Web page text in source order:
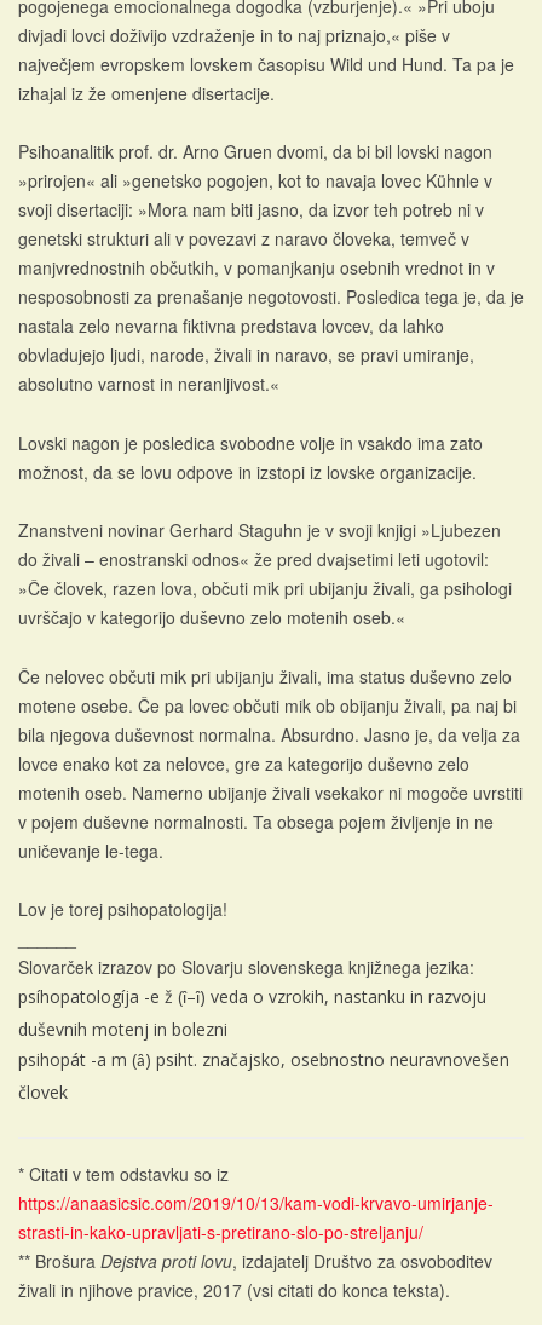
pogojenega emocionalnega dogodka (vzburjenje).« »Pri uboju
divjadi lovci doživijo vzdraženje in to naj priznajo,« piše v
največjem evropskem lovskem časopisu Wild und Hund. Ta pa je
izhajal iz že omenjene disertacije.
Psihoanalitik prof. dr. Arno Gruen dvomi, da bi bil lovski nagon
»prirojen« ali »genetsko pogojen, kot to navaja lovec Kühnle v
svoji disertaciji: »Mora nam biti jasno, da izvor teh potreb ni v
genetski strukturi ali v povezavi z naravo človeka, temveč v
manjvrednostnih občutkih, v pomanjkanju osebnih vrednot in v
nesposobnosti za prenašanje negotovosti. Posledica tega je, da je
nastala zelo nevarna fiktivna predstava lovcev, da lahko
obvladujejo ljudi, narode, živali in naravo, se pravi umiranje,
absolutno varnost in neranljivost.«
Lovski nagon je posledica svobodne volje in vsakdo ima zato
možnost, da se lovu odpove in izstopi iz lovske organizacije.
Znanstveni novinar Gerhard Staguhn je v svoji knjigi »Ljubezen
do živali – enostranski odnos« že pred dvajsetimi leti ugotovil:
»Če človek, razen lova, občuti mik pri ubijanju živali, ga psihologi
uvrščajo v kategorijo duševno zelo motenih oseb.«
Če nelovec občuti mik pri ubijanju živali, ima status duševno zelo
motene osebe. Če pa lovec občuti mik ob obijanju živali, pa naj bi
bila njegova duševnost normalna. Absurdno. Jasno je, da velja za
lovce enako kot za nelovce, gre za kategorijo duševno zelo
motenih oseb. Namerno ubijanje živali vsekakor ni mogoče uvrstiti
v pojem duševne normalnosti. Ta obsega pojem življenje in ne
uničevanje le-tega.
Lov je torej psihopatologija!
Slovarček izrazov po Slovarju slovenskega knjižnega jezika:
psíhopatologíja -e ž (ȋ–ȋ) veda o vzrokih, nastanku in razvoju
duševnih motenj in bolezni
psihopát -a m (ȃ) psiht. značajsko, osebnostno neuravnovešen
človek
* Citati v tem odstavku so iz
https://anaasicsic.com/2019/10/13/kam-vodi-krvavo-umirjanje-
strasti-in-kako-upravljati-s-pretirano-slo-po-streljanju/
** Brošura Dejstva proti lovu, izdajatelj Društvo za osvoboditev
živali in njihove pravice, 2017 (vsi citati do konca teksta).